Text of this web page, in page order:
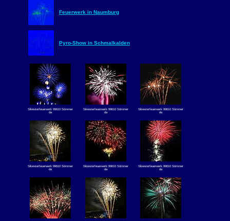
Feuerwerk in Naumburg
Pyro-Show in Schmalkalden
Silvesterfeuerwerk 99610 Sömmer
da
Silvesterfeuerwerk 99610 Sömmer
da
Silvesterfeuerwerk 99610 Sömmer
da
Silvesterfeuerwerk 99610 Sömmer
da
Silvesterfeuerwerk 99610 Sömmer
da
Silvesterfeuerwerk 99610 Sömmer
da